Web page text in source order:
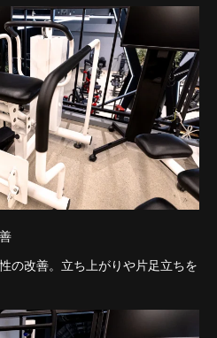
の改善。立ち上がりや片足立ちを